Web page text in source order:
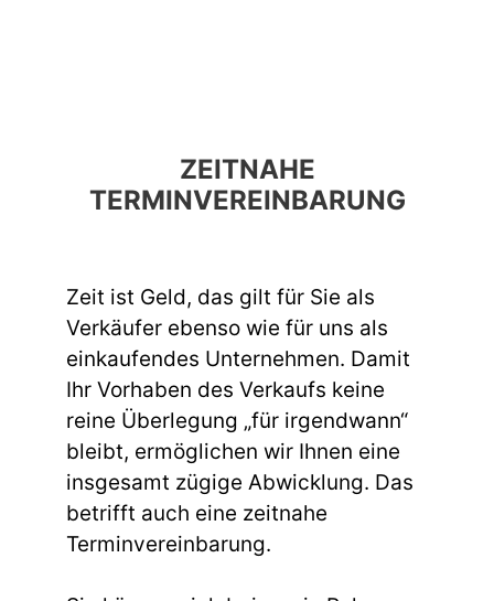
ZEITNAHE
TERMINVEREINBARUNG
Zeit ist Geld, das gilt für Sie als
Verkäufer ebenso wie für uns als
einkaufendes Unternehmen. Damit
Ihr Vorhaben des Verkaufs keine
reine Überlegung „für irgendwann“
bleibt, ermöglichen wir Ihnen eine
insgesamt zügige Abwicklung. Das
betrifft auch eine zeitnahe
Terminvereinbarung.